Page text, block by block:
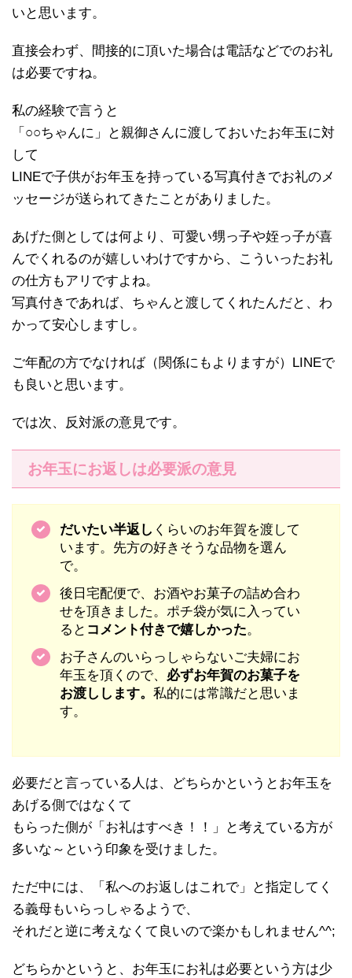
いと思います。
直接会わず、間接的に頂いた場合は電話などでのお礼
は必要ですね。
私の経験で言うと
「○○ちゃんに」と親御さんに渡しておいたお年玉に対
して
LINEで子供がお年玉を持っている写真付きでお礼のメ
ッセージが送られてきたことがありました。
あげた側としては何より、可愛い甥っ子や姪っ子が喜
んでくれるのが嬉しいわけですから、こういったお礼
の仕方もアリですよね。
写真付きであれば、ちゃんと渡してくれたんだと、わ
かって安心しますし。
ご年配の方でなければ（関係にもよりますが）LINEで
も良いと思います。
では次、反対派の意見です。
お年玉にお返しは必要派の意見
だいたい半返し くらいのお年賀を渡して
います。先方の好きそうな品物を選ん
で。
後日宅配便で、お酒やお菓子の詰め合わ
せを頂きました。ポチ袋が気に入ってい
ると コメント付きで嬉しかった。
お子さんのいらっしゃらないご夫婦にお
年玉を頂くので、 必ずお年賀のお菓子を
お渡しします。 私的には常識だと思いま
す。
必要だと言っている人は、どちらかというとお年玉を
あげる側ではなくて
もらった側が「お礼はすべき！！」と考えている方が
多いな～という印象を受けました。
ただ中には、「私へのお返しはこれで」と指定してく
る義母もいらっしゃるようで、
それだと逆に考えなくて良いので楽かもしれません^^;
どちらかというと、お年玉にお礼は必要という方は少